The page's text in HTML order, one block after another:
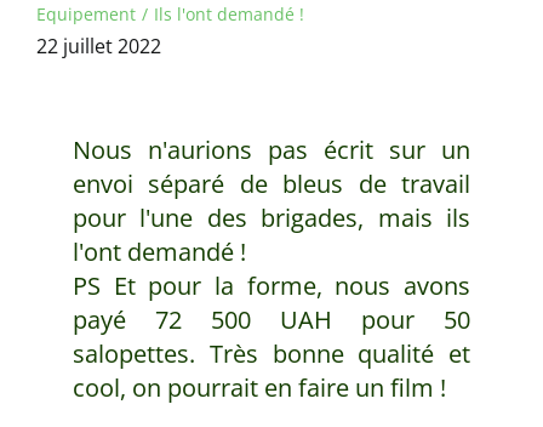
Equipement Ils l'ont demandé !
22 juillet 2022
Nous n'aurions pas écrit sur un
envoi séparé de bleus de travail
pour l'une des brigades, mais ils
l'ont demandé !
PS Et pour la forme, nous avons
payé 72 500 UAH pour 50
salopettes. Très bonne qualité et
cool, on pourrait en faire un film !